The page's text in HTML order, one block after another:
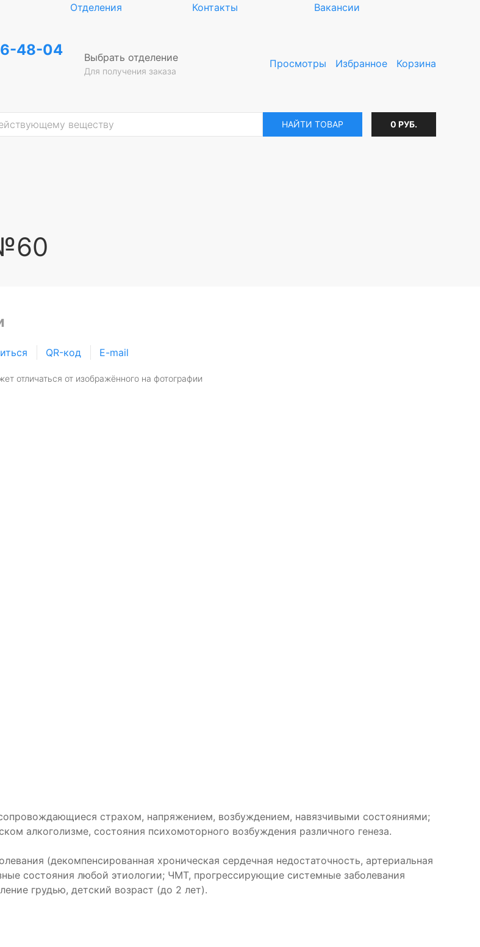
Отделения Контакты Вакансии
48-04 Выбрать отделение
Для получения заказа
Просмотры Избранное Корзина
НАЙТИ ТОВАР 0 РУБ.
QR-код E-mail
отличаться от изображённого на фотографии
страхом, напряжением, возбуждением, навязчивыми состояниями;
алкоголизме, состояния психомоторного возбуждения различного генеза.
(декомпенсированная хроническая сердечная недостаточность, артериальная
состояния любой этиологии; ЧМТ, прогрессирующие системные заболевания
грудью, детский возраст (до 2 лет).